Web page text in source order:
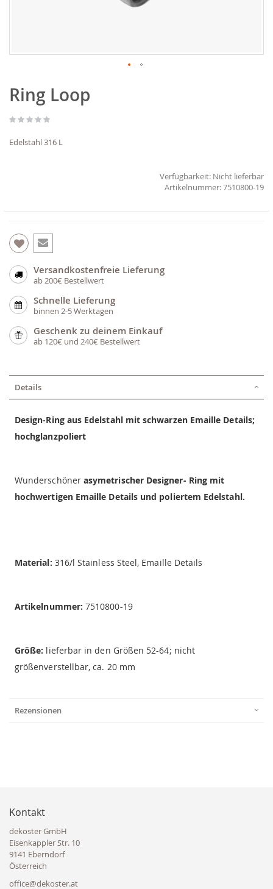
Anfang
der
springen
Ring Loop
Edelstahl 316 L
Verfügbarkeit: Nicht lieferbar
7510800-19
Versandkostenfreie Lieferung
ab 200€ Bestellwert
Schnelle Lieferung
binnen 2-5 Werktagen
Geschenk zu deinem Einkauf
ab 120€ und 240€ Bestellwert
Details
Design-Ring aus Edelstahl mit schwarzen Emaille Details;
hochglanzpoliert
Wunderschönerasymetrischer Designer- Ring mit
hochwertigen Emaille Details und poliertem Edelstahl.
Material: 316/l Stainless Steel, Emaille Details
Artikelnummer: 7510800-19
Größe: lieferbar in den Größen 52-64; nicht
größenverstellbar, ca. 20 mm
Rezensionen
Kontakt
dekoster GmbH
Eisenkappler Str. 10
9141 Eberndorf
Österreich
office@dekoster.at